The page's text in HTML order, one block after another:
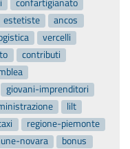
estetiste
ancos
vercelli
contributi
giovani-imprenditori
lilt
regione-piemonte
novara
bonus